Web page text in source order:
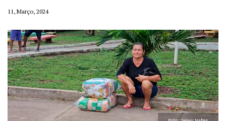
11, Março, 2024